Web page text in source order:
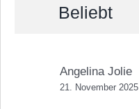
Beliebt
Angelina Jolie
21. November 2025